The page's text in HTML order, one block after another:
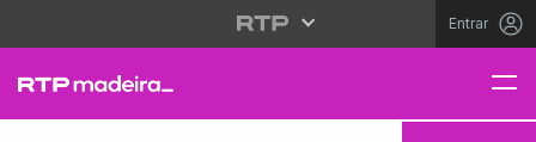
Entrar